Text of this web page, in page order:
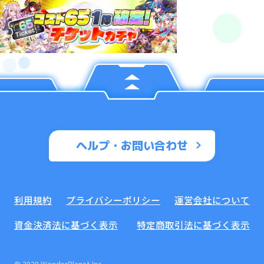
ヘルプ・お問い合わせ
利用規約 プライバシーポリシー
運営会社について
資金決済法に基づく表示
特定商取引法に基づく表示